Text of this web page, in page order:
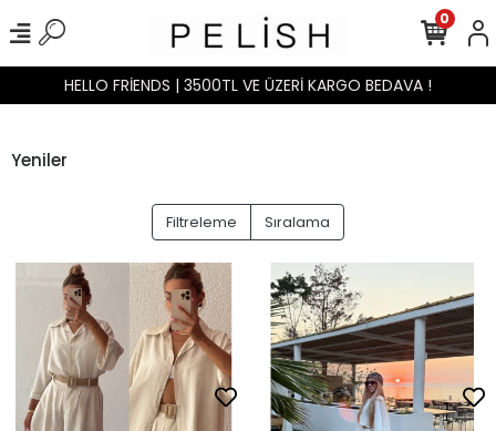
HELLO FRİENDS | 3500TL VE ÜZERİ KARGO BEDAVA !
0
Yeniler
Filtreleme Sıralama